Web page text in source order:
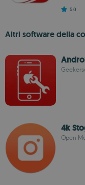
5.0
Altri software della
4k
Open